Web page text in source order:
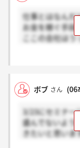
仕事とはなんだ
お金を稼ぐ手段
ここの会社は
それ以外であ
ボブ さん (06
3/23にセミナー
盛んでないよう
きたいと思いま